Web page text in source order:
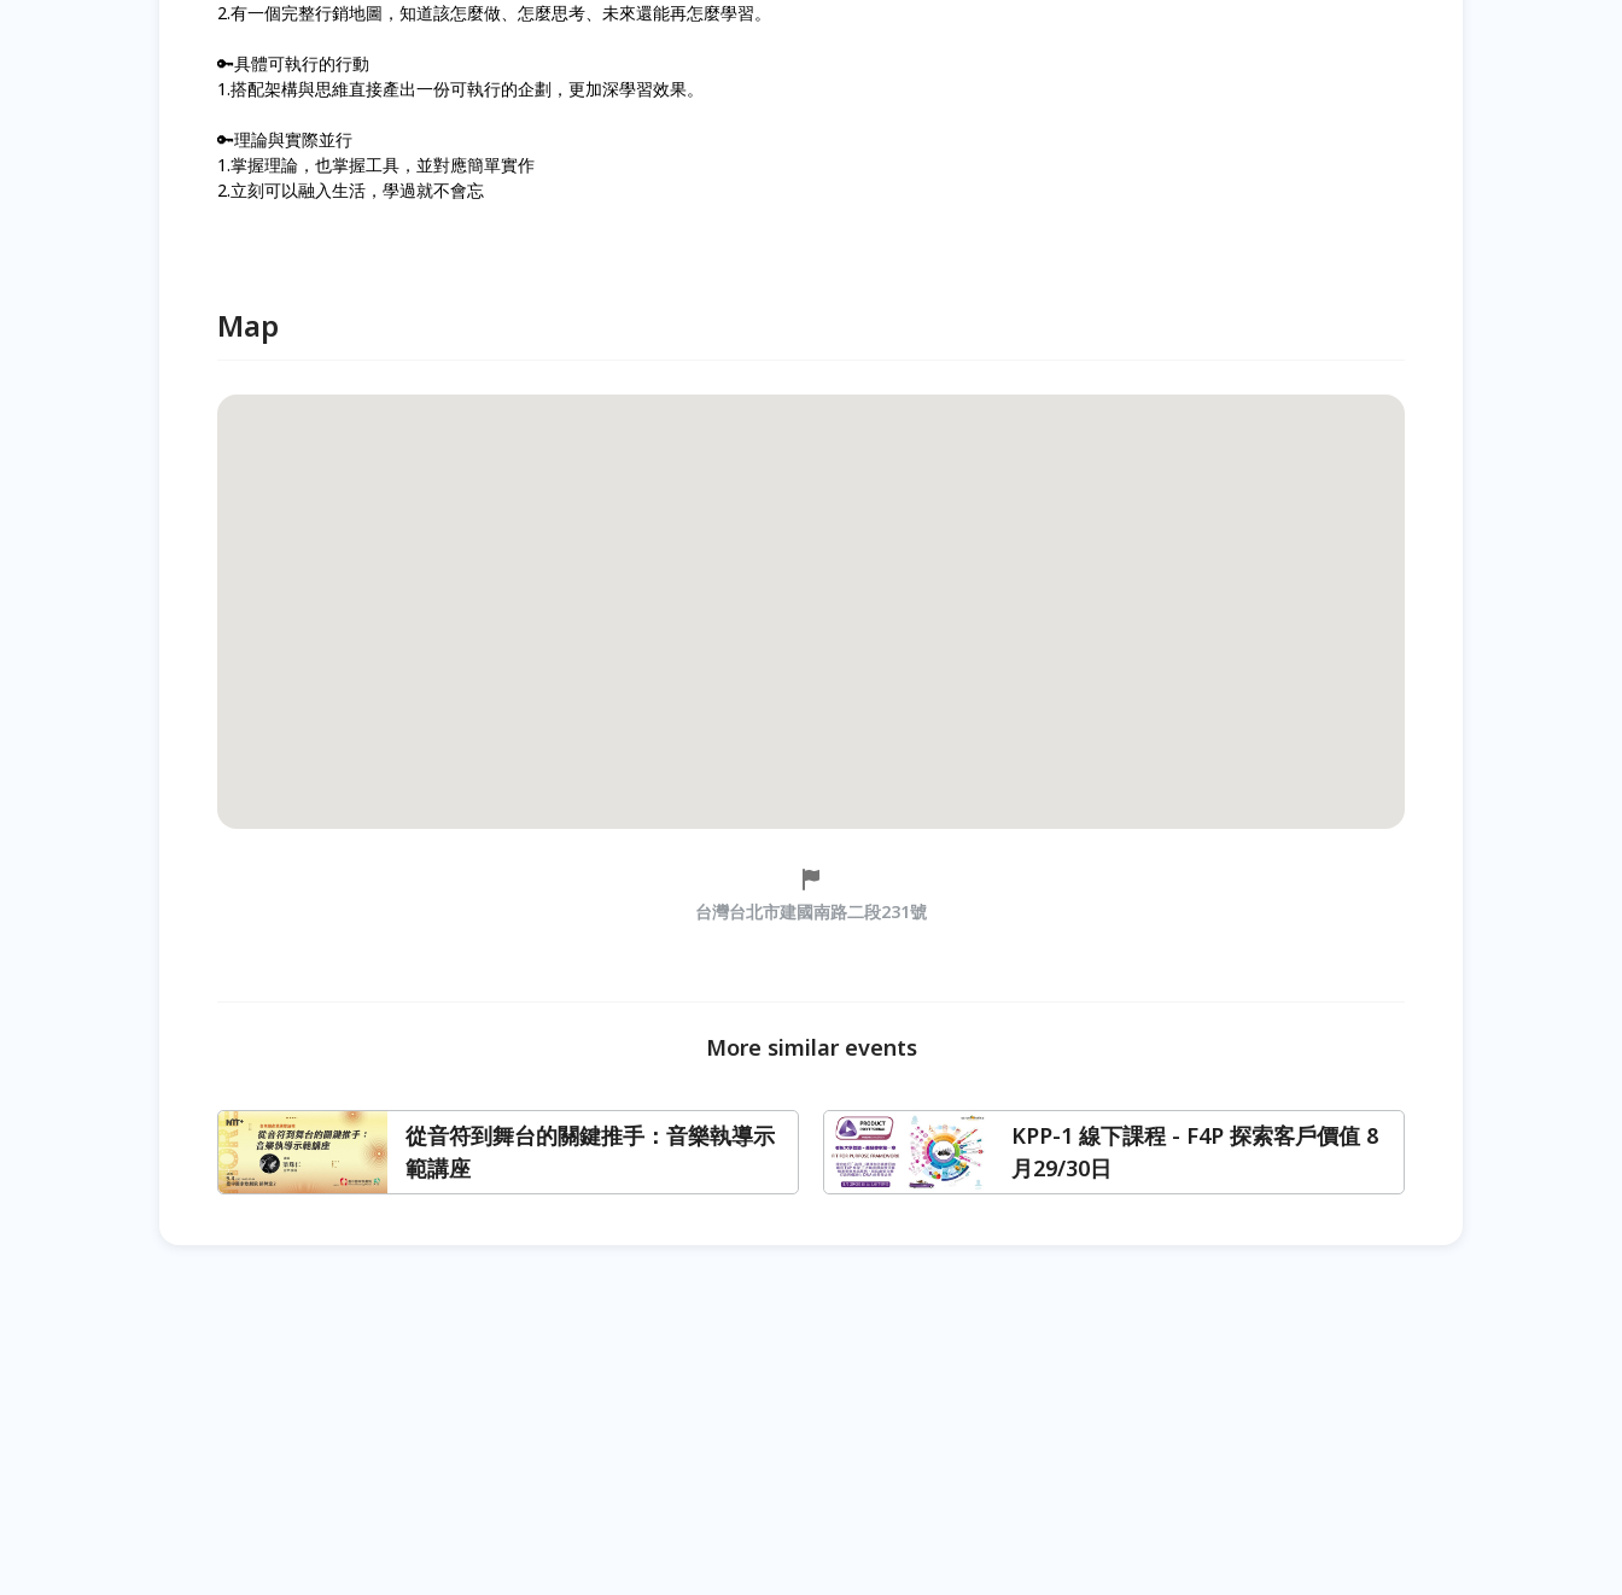
2.有一個完整行銷地圖，知道該怎麼做、怎麼思考、未來還能再怎麼學習。
🔑具體可執行的行動
1.搭配架構與思維直接產出一份可執行的企劃，更加深學習效果。
🔑理論與實際並行
1.掌握理論，也掌握工具，並對應簡單實作
2.立刻可以融入生活，學過就不會忘
Map
台灣台北市建國南路二段231號
More similar events
從音符到舞台的關鍵推手：音樂執導示
範講座
KPP-1 線下課程 - F4P 探索客戶價值 8
月29/30日